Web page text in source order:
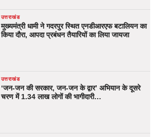
उत्तराखंड
मुख्यमंत्री धामी ने गदरपुर स्थित एनडीआरएफ बटालियन का
किया दौरा, आपदा प्रबंधन तैयारियों का लिया जायजा
उत्तराखंड
‘जन-जन की सरकार, जन-जन के द्वार’ अभियान के दूसरे
चरण में 1.34 लाख लोगों की भागीदारी…